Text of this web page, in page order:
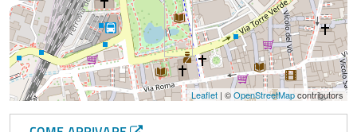
Leaflet | ©OpenStreetMapcontributors